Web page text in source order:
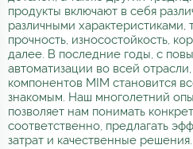
продукты включают в себя
различными характеристиками,
прочность, износостойкость,
далее. В последние годы, с
автоматизации во всей
компонентов MIM становится
знакомым. Наш многолетний
позволяет нам понимать
соответственно, предлагать
затрат и качественные решения.